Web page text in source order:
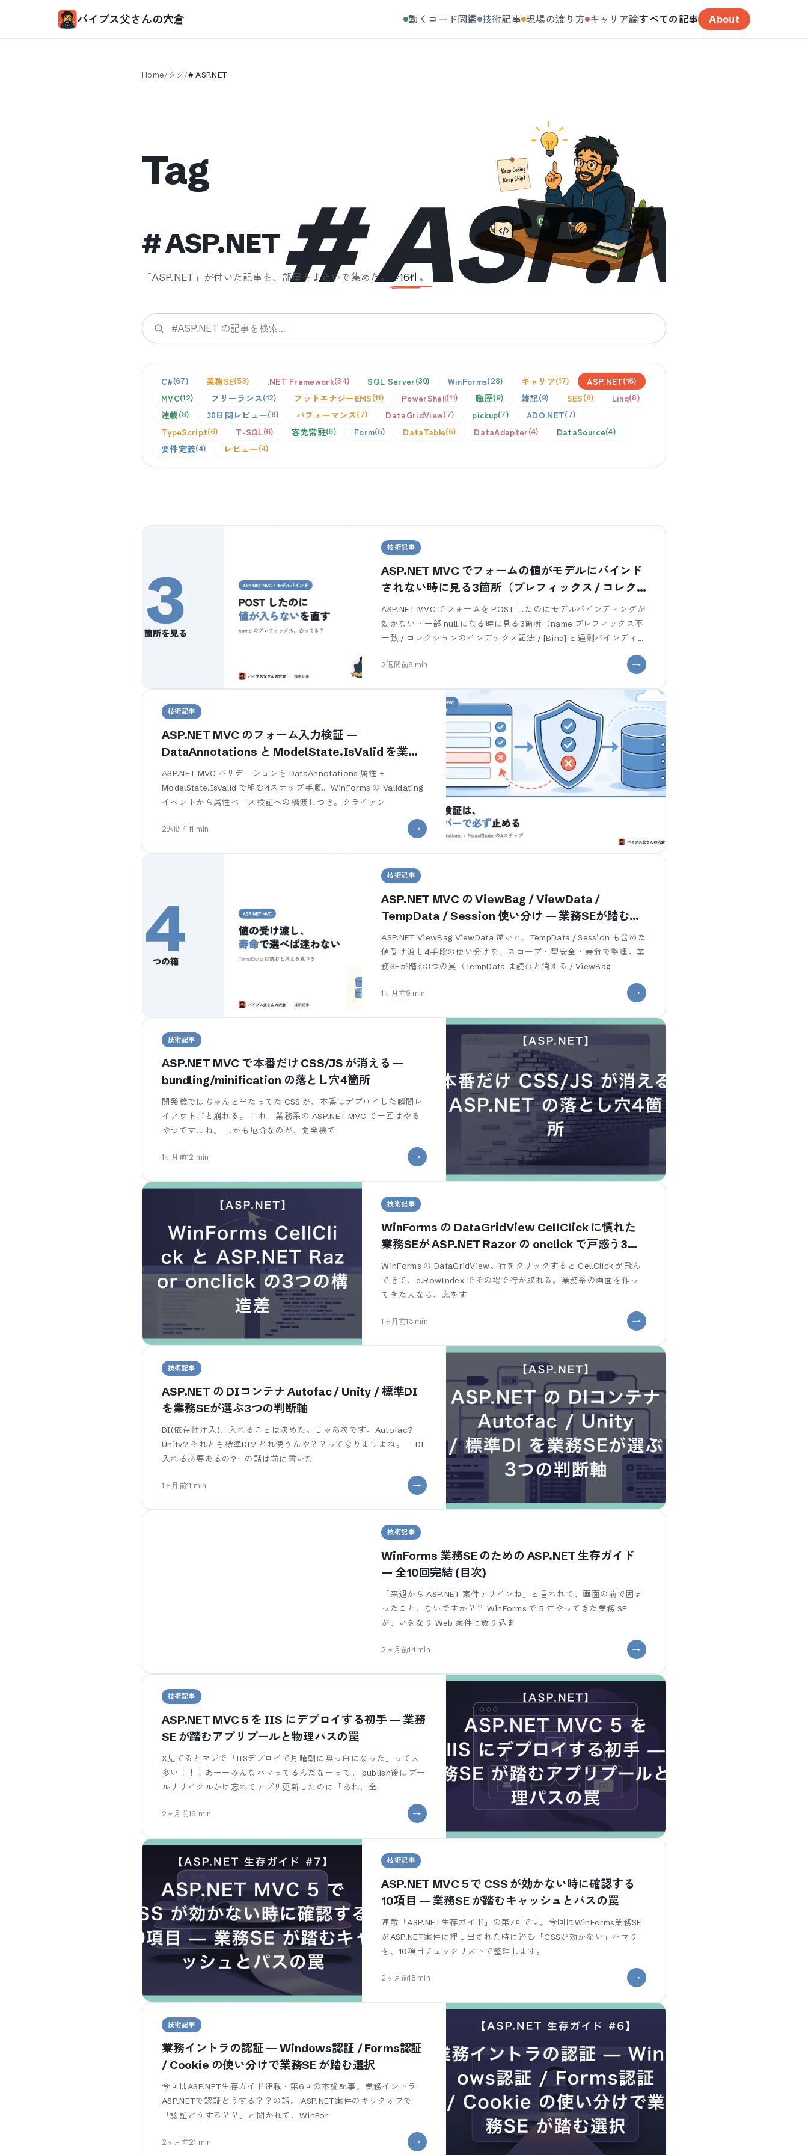
バイブス父さんの穴倉 動くコード図鑑 技術記事 現場の渡り方 キャリア論すべての記事 About
Home/タグ/#ASP.NET
#
Tag
#ASP.NET
「ASP.NET 」が付いた記事を、部屋をまたいで集めた。 全16件。
検索
C# 67 業務SE 53 .NET Framework 34 SQL Server 30 WinForms 28 キャリア 17 ASP.NET 16
MVC 12 フリーランス 12 フットエナジーEMS 11 PowerShell 11 職歴 9 雑記 9 SES 8 Linq 8
連載 8 30日間レビュー 8 パフォーマンス 7 DataGridView 7 pickup 7 ADO.NET 7
TypeScript 6 T-SQL 6 客先常駐 6 Form 5 DataTable 5 DataAdapter 4 DataSource 4
要件定義 4 レビュー 4
技術記事
ASP.NET MVC でフォームの値がモデルにバインド
されない時に見る3箇所（プレフィックス / コレク
ション / Bind）
ASP.NET MVC でフォームを POST したのにモデルバインディングが
効かない・一部 null になる時に見る3箇所（name プレフィックス不
一致 / コレクションのインデックス記法 / [Bind] と過剰バインディン
2週間前8 min
技術記事
ASP.NET MVC のフォーム入力検証 —
DataAnnotations と ModelState.IsValid を業務
SEが4ステップで組む
ASP.NET MVC バリデーションを DataAnnotations 属性 +
ModelState.IsValid で組む4ステップ手順。WinForms の Validating
イベントから属性ベース検証への橋渡しつき。クライアン
2週間前11 min
技術記事
ASP.NET MVC の ViewBag / ViewData /
TempData / Session 使い分け — 業務SEが踏む寿
命と型安全の3つの罠
ASP.NET ViewBag ViewData 違いと、TempData / Session も含めた
値受け渡し4手段の使い分けを、スコープ・型安全・寿命で整理。業
務SEが踏む3つの罠（TempData は読むと消える / ViewBag
1ヶ月前9 min
技術記事
ASP.NET MVC で本番だけ CSS/JS が消える —
bundling/minification の落とし穴4箇所
開発機ではちゃんと当たってた CSS が、本番にデプロイした瞬間レ
イアウトごと崩れる。 これ、業務系の ASP.NET MVC で一回はやる
やつですよね。 しかも厄介なのが、開発機で
1ヶ月前12 min
技術記事
WinForms の DataGridView CellClick に慣れた
業務SEが ASP.NET Razor の onclick で戸惑う3つ
の構造差
WinForms の DataGridView。行をクリックすると CellClick が飛ん
できて、e.RowIndex でその場で行が取れる。業務系の画面を作っ
てきた人なら、息をす
1ヶ月前13min
技術記事
ASP.NET の DIコンテナ Autofac / Unity / 標準DI
を業務SEが選ぶ3つの判断軸
DI(依存性注入)、入れることは決めた。じゃあ次です。Autofac?
Unity? それとも標準DI? どれ使うんや？？ってなりますよね。 「DI
入れる必要あるの?」の話は前に書いた
1ヶ月前11 min
技術記事
WinForms 業務SE のための ASP.NET 生存ガイド
— 全10回完結 (目次)
「来週から ASP.NET 案件アサインね」と言われて、画面の前で固ま
ったこと、ないですか？？ WinForms で 5 年やってきた業務 SE
が、いきなり Web 案件に放り込ま
2ヶ月前14min
技術記事
ASP.NET MVC 5 を IIS にデプロイする初手 — 業務
SE が踏むアプリプールと物理パスの罠
X見てるとマジで「IISデプロイで月曜朝に真っ白になった」って人
多い！！！あーーみんなハマってるんだなーって。 publish後にプー
ルリサイクルかけ忘れでアプリ更新したのに「あれ、全
2ヶ月前16 min
技術記事
ASP.NET MVC 5 で CSS が効かない時に確認する
10項目 — 業務SE が踏むキャッシュとパスの罠
連載「ASP.NET生存ガイド」の第7回です。今回はWinForms業務SE
がASP.NET案件に押し出された時に踏む「CSSが効かない」ハマり
を、10項目チェックリストで整理します。
2ヶ月前18min
技術記事
業務イントラの認証 — Windows認証 / Forms認証
/ Cookie の使い分けで業務SE が踏む選択
今回はASP.NET生存ガイド連載・第6回の本論記事。業務イントラ
ASP.NETで認証どうする？？の話。 ASP.NET案件のキックオフで
「認証どうする？？」と聞かれて、WinFor
2ヶ月前21 min